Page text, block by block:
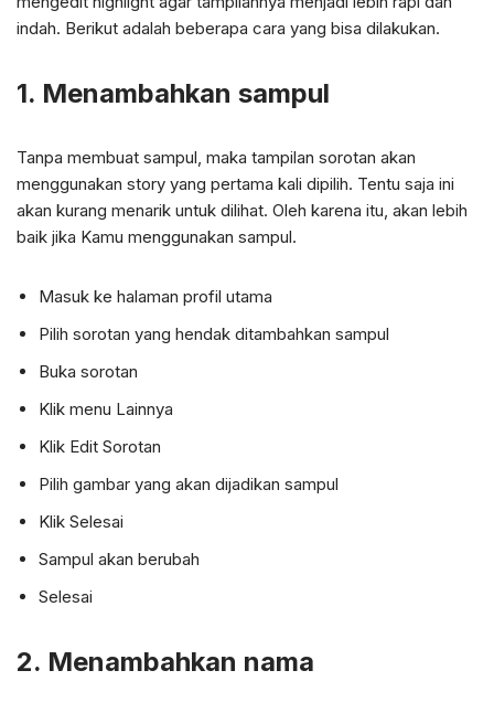
indah. Berikut adalah beberapa cara yang bisa dilakukan.
1. Menambahkan sampul
Tanpa membuat sampul, maka tampilan sorotan akan
menggunakan story yang pertama kali dipilih. Tentu saja ini
akan kurang menarik untuk dilihat. Oleh karena itu, akan lebih
baik jika Kamu menggunakan sampul.
Masuk ke halaman profil utama
Pilih sorotan yang hendak ditambahkan sampul
Buka sorotan
Klik menu Lainnya
Klik Edit Sorotan
Pilih gambar yang akan dijadikan sampul
Klik Selesai
Sampul akan berubah
Selesai
2. Menambahkan nama